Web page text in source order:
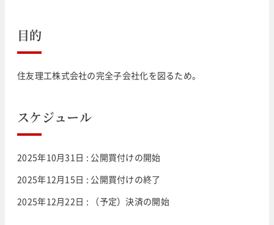
目的
住友理工株式会社の完全子会社化を図るため。
スケジュール
2025年10月31日 : 公開買付けの開始
2025年12月15日 : 公開買付けの終了
2025年12月22日 : （予定）決済の開始